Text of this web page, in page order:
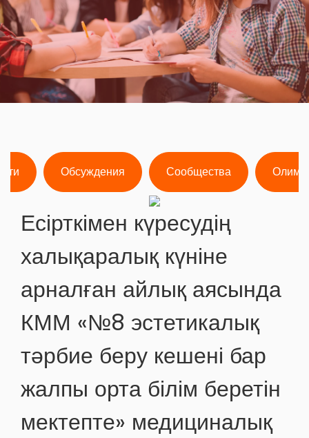
Обсуждения Сообщества
Есірткімен күресудің
халықаралық күніне
арналған айлық аясында
КММ «№8 эстетикалық
тәрбие беру кешені бар
жалпы орта білім беретін
мектепте» медициналық